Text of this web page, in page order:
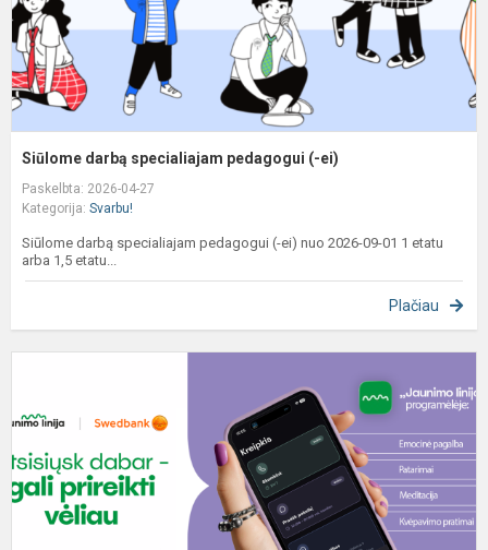
Siūlome darbą specialiajam pedagogui (-ei)
Paskelbta: 2026-04-27
Kategorija: Svarbu!
Siūlome darbą specialiajam pedagogui (-ei) nuo 2026-09-01 1 etatu
arba 1,5 etatu...
Plačiau